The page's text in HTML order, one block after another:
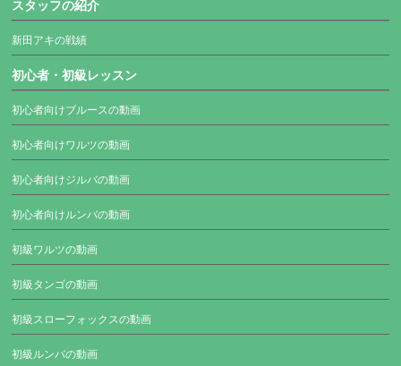
スタッフの紹介
新田アキの戦績
初心者・初級レッスン
初心者向けブルースの動画
初心者向けワルツの動画
初心者向けジルバの動画
初心者向けルンバの動画
初級ワルツの動画
初級タンゴの動画
初級スローフォックスの動画
初級ルンバの動画